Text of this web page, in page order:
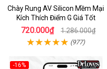
Chày Rung AV Silicon Mềm Mại
Kích Thích Điểm G Giá Tốt
720.000₫ 1.286.000₫
(977)
-16%